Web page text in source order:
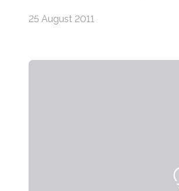
25 August 2011